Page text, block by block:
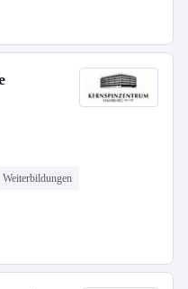
Weiterbildungen